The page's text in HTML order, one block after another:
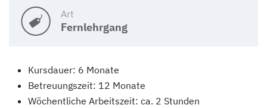
Art
Fernlehrgang
Kursdauer: 6 Monate
Betreuungszeit: 12 Monate
Wöchentliche Arbeitszeit: ca. 2 Stunden